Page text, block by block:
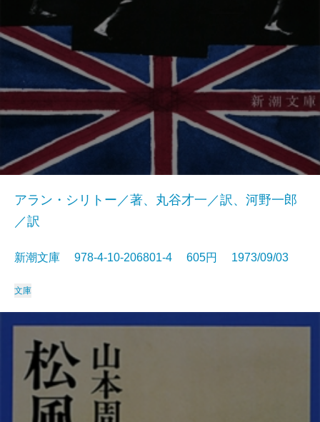
アラン・シリトー／著、丸谷才一／訳、河野一郎
／訳
新潮文庫 978-4-10-206801-4 605円 1973/09/03
文庫